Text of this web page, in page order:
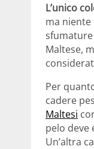
L’unico
ma
Maltese,
Per
cadere
Maltesi
pelo deve
Un’altra